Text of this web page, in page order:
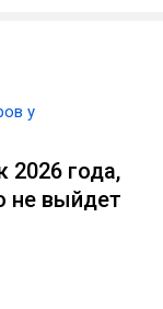
у
2026 года,
не выйдет